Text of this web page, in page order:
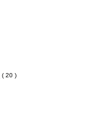
( 20 )